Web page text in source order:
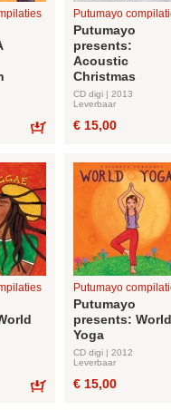
Putumayo
Putumayo
presents:
Acoustic
Christmas
CD digi | 2013
Leverbaar
€ 15,00
Putumayo
Putumayo
presents: World
Yoga
CD digi | 2012
Leverbaar
€ 15,00